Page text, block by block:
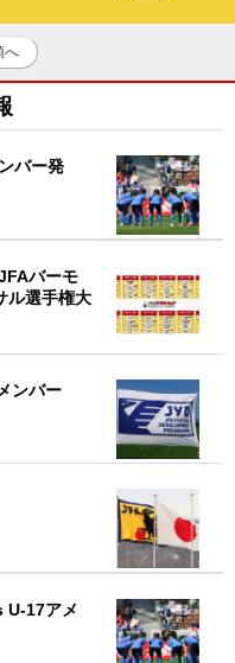
へ
バー発
バーモ
ル選手権大
ンバー
U-17アメ